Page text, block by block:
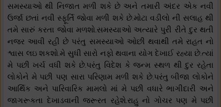
સમસ્યાઓ થી નિજાત મળી શકે છે અને તમારી અંદર એક નવી
ઉર્જા છતાં નવી સ્ફૂર્તિ જોવા મળી શકે છે.મોટા વડીલો ની સલાહ થી
તમે સારું કરતા જોવા મળશો.સમસ્યાઓ અત્યારે પુરી રીતે દુર થતી
નજર આવી રહી છે પરંતુ સમસ્યાઓ ઓછી થવાથી તમે રાહત નો
શ્વાસ લઇ શકશો.મે સુધી સારો નફો થવાના યોગ દેખાઈ રહ્યા છે.ત્યાં
મે પછી ખર્ચ વધી શકે છે.પરંતુ વિદેશ કે જન્મ સ્થળ થી દુર રહેતા
લોકોને મે પછી પણ સારા પરિણામ મળી શકે છે.પરંતુ બીજા લોકોને
આર્થિક અને પારિવારિક મામલો માં મે પછી વધારે ભાગીદારી અને
જાગરૂકતા દેખાડવાની જરૂરત રહેશે.રાહુ નો ગોચર પણ મે પછી